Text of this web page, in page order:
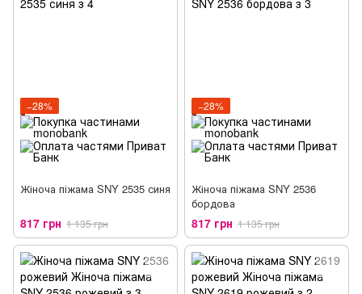
−28%
Жіноча піжама SNY 2535 синя
817 грн 1 135 грн
−28%
Жіноча піжама SNY 2536
бордова
817 грн 1 135 грн